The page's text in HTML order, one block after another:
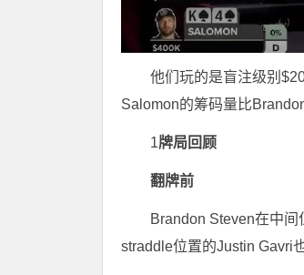
他们玩的是盲注级别
Salomon的筹码量比
1牌局回顾
翻牌前
Brandon Steven在中
straddle位置的Justin Gavri